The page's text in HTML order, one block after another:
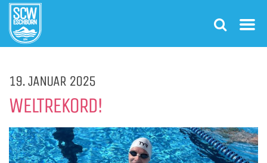
19. JANUAR 2025
WELTREKORD!